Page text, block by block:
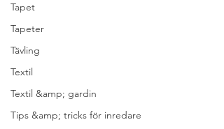
Tapet
Tapeter
Tävling
Textil
Textil &amp; gardin
Tips &amp; tricks för inredare